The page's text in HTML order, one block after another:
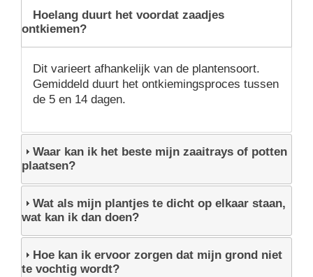
Hoelang duurt het voordat zaadjes
ontkiemen?
Dit varieert afhankelijk van de plantensoort.
Gemiddeld duurt het ontkiemingsproces tussen
de 5 en 14 dagen.
Waar kan ik het beste mijn zaaitrays of potten
plaatsen?
Wat als mijn plantjes te dicht op elkaar staan,
wat kan ik dan doen?
Hoe kan ik ervoor zorgen dat mijn grond niet
te vochtig wordt?